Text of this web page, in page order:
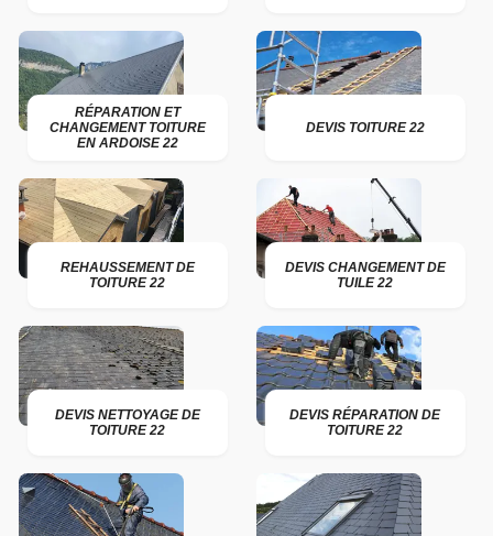
RÉPARATION ET
CHANGEMENT TOITURE
EN ARDOISE 22
DEVIS TOITURE 22
REHAUSSEMENT DE
TOITURE 22
DEVIS CHANGEMENT DE
TUILE 22
DEVIS NETTOYAGE DE
TOITURE 22
DEVIS RÉPARATION DE
TOITURE 22